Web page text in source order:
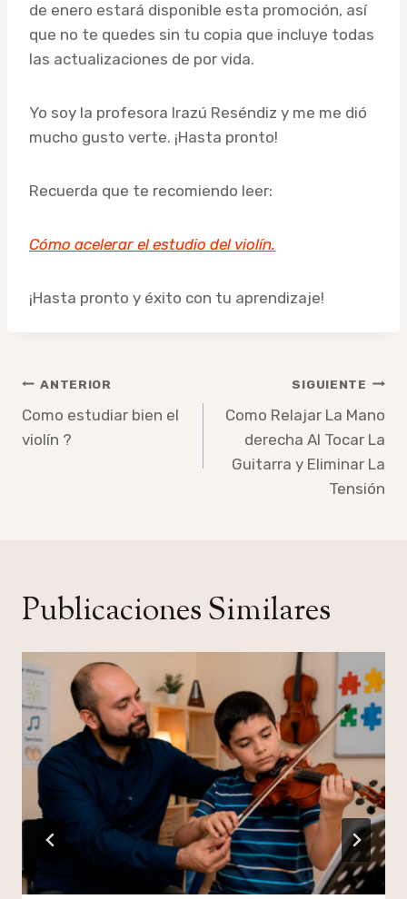
de enero estará disponible esta promoción, así
que no te quedes sin tu copia que incluye todas
las actualizaciones de por vida.
Yo soy la profesora Irazú Reséndiz y me me dió
mucho gusto verte. ¡Hasta pronto!
Recuerda que te recomiendo leer:
Cómo acelerar el estudio del violín.
¡Hasta pronto y éxito con tu aprendizaje!
Navegación
de
entradas
ANTERIOR
Como estudiar bien el
violín ?
SIGUIENTE
Como Relajar La Mano
derecha Al Tocar La
Guitarra y Eliminar La
Tensión
Publicaciones Similares